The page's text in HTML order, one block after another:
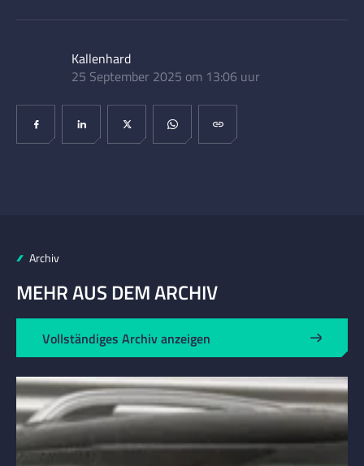
Kallenhard
25 September 2025 om 13:06 uur
Archiv
MEHR AUS DEM ARCHIV
Vollständiges Archiv anzeigen